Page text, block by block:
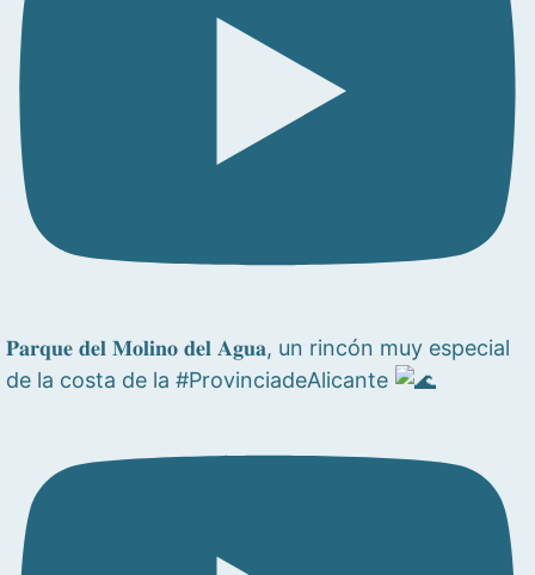
𝐏𝐚𝐫𝐪𝐮𝐞 𝐝𝐞𝐥 𝐌𝐨𝐥𝐢𝐧𝐨 𝐝𝐞𝐥 𝐀𝐠𝐮𝐚, un rincón muy especial
de la costa de la #ProvinciadeAlicante